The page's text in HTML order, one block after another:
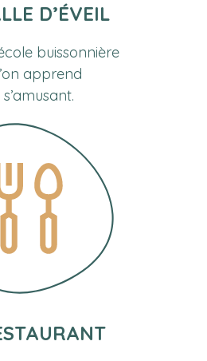
D’ÉVEIL
buissonnière
apprend